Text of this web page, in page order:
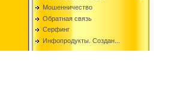
Мошенничество
Обратная связь
Серфинг
Инфопродукты. Создан...